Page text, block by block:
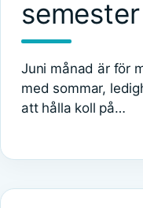
semester
Juni månad är för
med sommar,
att hålla koll på…